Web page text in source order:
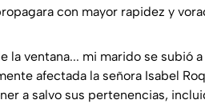
con mayor rapidez y
la ventana... mi marido se subió
afectada la señora Isabel
a salvo sus pertenencias,